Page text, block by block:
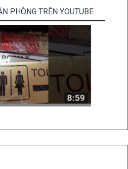
PHÒNG TRÊN YOUTUBE